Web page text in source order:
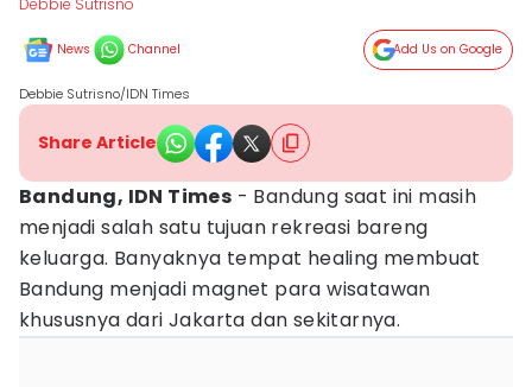
Debbie Sutrisno
News Channel Add Us on Google
Debbie Sutrisno/IDN Times
Share Article
Bandung, IDN Times - Bandung saat ini masih
menjadi salah satu tujuan rekreasi bareng
keluarga. Banyaknya tempat healing membuat
Bandung menjadi magnet para wisatawan
khususnya dari Jakarta dan sekitarnya.